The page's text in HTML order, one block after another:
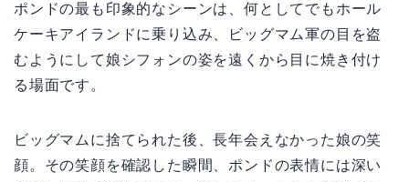
ポンドの最も印象的なシーンは、何としてでもホール
ケーキアイランドに乗り込み、ビッグマム軍の目を盗
むようにして娘シフォンの姿を遠くから目に焼き付け
る場面です。
ビッグマムに捨てられた後、長年会えなかった娘の笑
顔。その笑顔を確認した瞬間、ポンドの表情には深い